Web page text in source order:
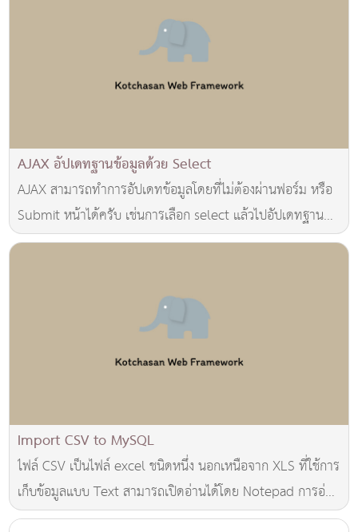
AJAX อัปเดทฐานข้อมูลด้วย Select
AJAX สามารถทำการอัปเดทข้อมูลโดยที่ไม่ต้องผ่านฟอร์ม หรือ
Submit หน้าได้ครับ เช่นการเลือก select แล้วไปอัปเดทฐาน
ข้อมูลทันที
Import CSV to MySQL
ไฟล์ CSV เป็นไฟล์ excel ชนิดหนึ่ง นอกเหนือจาก XLS ที่ใช้การ
เก็บข้อมูลแบบ Text สามารถเปิดอ่านได้โดย Notepad การอ่าน
ข้อมูลจากไฟล์ CSV เลยค่อนข้างง่าย